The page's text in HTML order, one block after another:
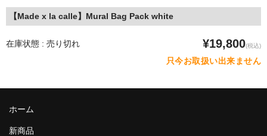
【Made x la calle】Mural Bag Pack white
在庫状態 : 売り切れ ¥19,800(税込)
只今お取扱い出来ません
ホーム
新商品